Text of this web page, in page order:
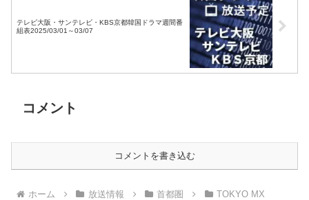
テレビ大阪・サンテレビ・KBS京都韓国ドラマ週間番
組表2025/03/01～03/07
コメント
コメントを書き込む
ホーム 放送情報 首都圏 TOKYO MX